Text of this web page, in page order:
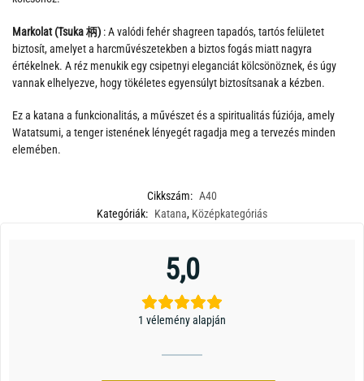
Markolat (Tsuka 柄) : A valódi fehér shagreen tapadós, tartós felületet
biztosít, amelyet a harcművészetekben a biztos fogás miatt nagyra
értékelnek. A réz menukik egy csipetnyi eleganciát kölcsönöznek, és úgy
vannak elhelyezve, hogy tökéletes egyensúlyt biztosítsanak a kézben.
Ez a katana a funkcionalitás, a művészet és a spiritualitás fúziója, amely
Watatsumi, a tenger istenének lényegét ragadja meg a tervezés minden
elemében.
Cikkszám: A40
Kategóriák: Katana, Középkategóriás
5,0
1 vélemény alapján